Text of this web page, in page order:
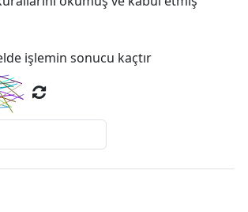
işlemin sonucu kaçtır